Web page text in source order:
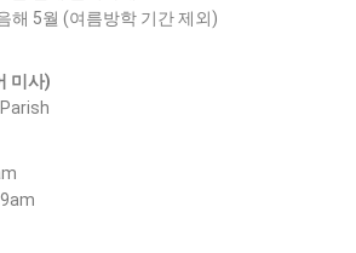
해 5월 (여름방학 기간 제외)
미사)